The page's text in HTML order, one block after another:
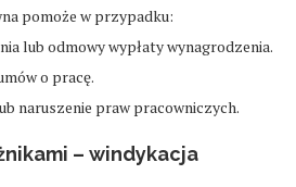
pomoże w przypadku:
lub odmowy wypłaty wynagrodzenia.
o pracę.
naruszenie praw pracowniczych.
– windykacja